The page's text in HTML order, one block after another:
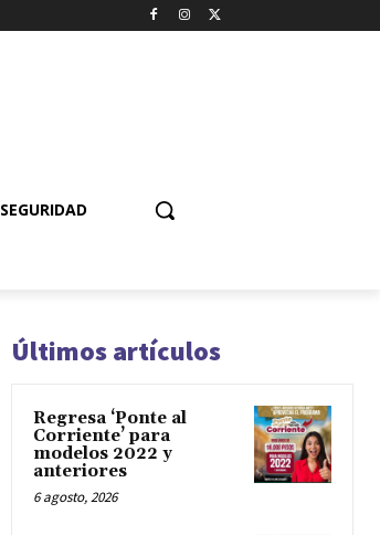
SEGURIDAD
Últimos artículos
Regresa ‘Ponte al
Corriente’ para
modelos 2022 y
anteriores
6 agosto, 2026